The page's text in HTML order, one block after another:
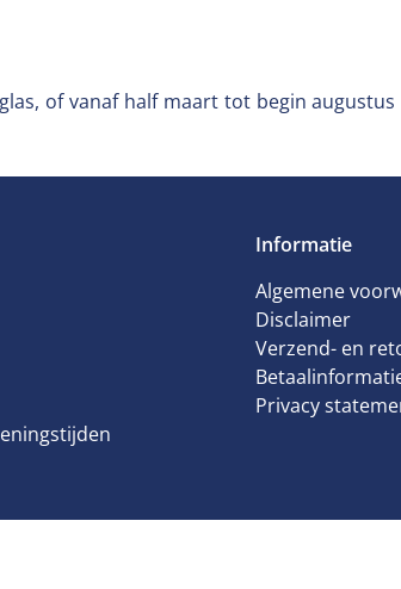
of vanaf half maart tot begin
Informatie
Algemene
Disclaimer
Verzend- en
Privacy